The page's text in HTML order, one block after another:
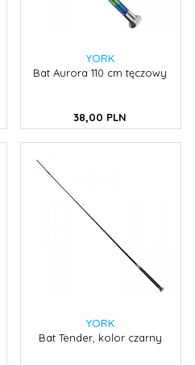
YORK
Bat Aurora 110 cm tęczowy
38,00 PLN
YORK
Bat Tender, kolor czarny